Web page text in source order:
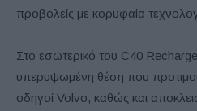
προβολείς με κορυφαία
Στο εσωτερικό του C40 Recharge
υπερυψωμένη θέση που
οδηγοί Volvo, καθώς και